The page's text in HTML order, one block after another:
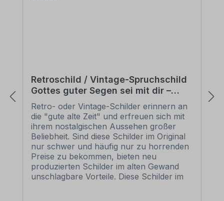
Retroschild / Vintage-Spruchschild
Gottes guter Segen sei mit dir –
Religion - Glaube
Retro- oder Vintage-Schilder erinnern an
die "gute alte Zeit" und erfreuen sich mit
ihrem nostalgischen Aussehen großer
Beliebheit. Sind diese Schilder im Original
nur schwer und häufig nur zu horrenden
Preise zu bekommen, bieten neu
produzierten Schilder im alten Gewand
unschlagbare Vorteile. Diese Schilder im